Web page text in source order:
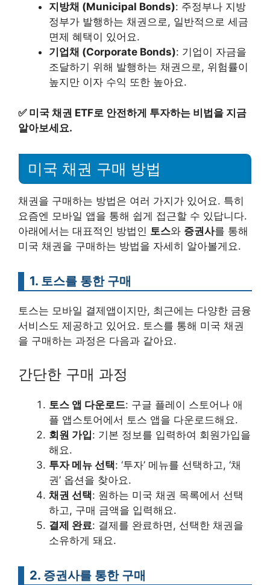
지방채 (Municipal Bonds): 주정부나 지방
정부가 발행하는 채권으로, 일반적으로 세금
면제 혜택이 있어요.
기업채 (Corporate Bonds): 기업이 자금을
조달하기 위해 발행하는 채권으로, 위험률이
높지만 이자 수익 또한 높아요.
✅ 미국 채권 ETF로 안전하게 투자하는 비법을 지금
알아보세요.
미국 채권 구매 방법
채권을 구매하는 방법은 여러 가지가 있어요. 특히
요즘엔 모바일 앱을 통해 쉽게 접근할 수 있답니다.
아래에서는 대표적인 방법인 토스와 증권사를 통해
미국 채권을 구매하는 방법을 자세히 알아볼게요.
1. 토스를 통한 구매
토스는 모바일 결제앱이지만, 최근에는 다양한 금융
서비스도 제공하고 있어요. 토스를 통해 미국 채권
을 구매하는 과정은 다음과 같아요.
간단한 구매 과정
토스 앱 다운로드: 구글 플레이 스토어나 애
플 앱스토어에서 토스 앱을 다운로드해요.
회원 가입: 기본 정보를 입력하여 회원가입을
해요.
투자 메뉴 선택: ‘투자’ 메뉴를 선택하고, ‘채
권’ 옵션을 찾아요.
채권 선택: 원하는 미국 채권 목록에서 선택
하고, 구매 금액을 입력해요.
결제 완료: 결제를 완료하면, 선택한 채권을
소유하게 돼요.
2. 증권사를 통한 구매